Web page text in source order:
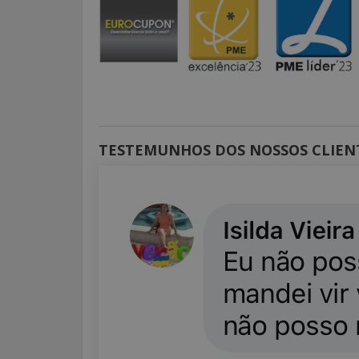
TESTEMUNHOS DOS NOSSOS